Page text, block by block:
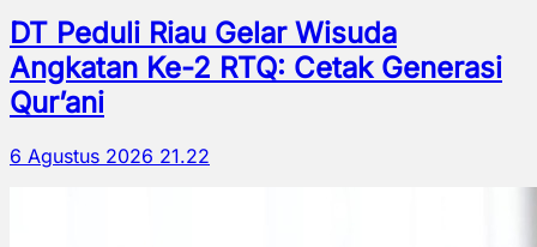
DT Peduli Riau Gelar Wisuda
Angkatan Ke-2 RTQ: Cetak Generasi
Qur’ani
6 Agustus 2026 21.22